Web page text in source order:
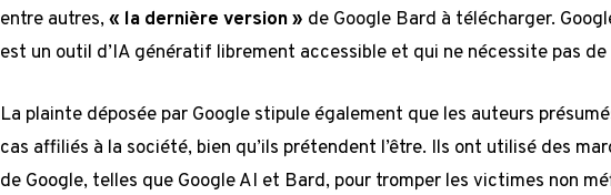
entre autres,« la dernière version » de Google Bard à télécharger.
est un outil d’IA génératif librement accessible et qui ne nécessite pas
La plainte déposée par Google stipule également que les auteurs
cas affiliés à la société, bien qu’ils prétendent l’être. Ils ont utilisé des
de Google, telles que Google AI et Bard, pour tromper les victimes non